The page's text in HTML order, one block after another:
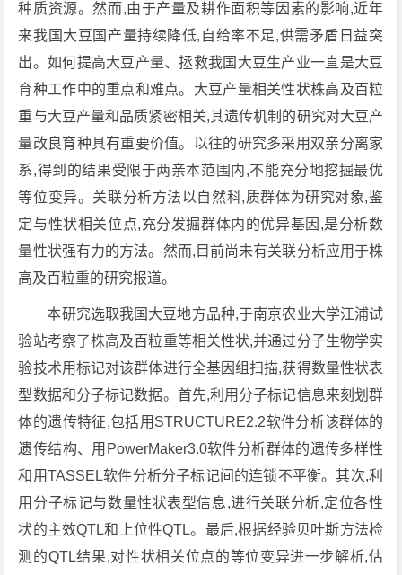
种质资源。然而,由于产量及耕作面积等因素的影响,近年
来我国大豆国产量持续降低,自给率不足,供需矛盾日益突
出。如何提高大豆产量、拯救我国大豆生产业一直是大豆
育种工作中的重点和难点。大豆产量相关性状株高及百粒
重与大豆产量和品质紧密相关,其遗传机制的研究对大豆产
量改良育种具有重要价值。以往的研究多采用双亲分离家
系,得到的结果受限于两亲本范围内,不能充分地挖掘最优
等位变异。关联分析方法以自然科,质群体为研究对象,鉴
定与性状相关位点,充分发掘群体内的优异基因,是分析数
量性状强有力的方法。然而,目前尚未有关联分析应用于株
高及百粒重的研究报道。
本研究选取我国大豆地方品种,于南京农业大学江浦试
验站考察了株高及百粒重等相关性状,并通过分子生物学实
验技术用标记对该群体进行全基因组扫描,获得数量性状表
型数据和分子标记数据。首先,利用分子标记信息来刻划群
体的遗传特征,包括用STRUCTURE2.2软件分析该群体的
遗传结构、用PowerMaker3.0软件分析群体的遗传多样性
和用TASSEL软件分析分子标记间的连锁不平衡。其次,利
用分子标记与数量性状表型信息,进行关联分析,定位各性
状的主效QTL和上位性QTL。最后,根据经验贝叶斯方法检
测的QTL结果,对性状相关位点的等位变异进一步解析,估